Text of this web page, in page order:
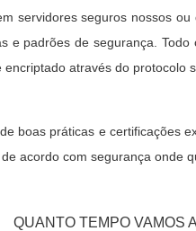
servidores seguros nossos
e padrões de segurança.
encriptado através do protocolo
boas práticas e certificações
acordo com segurança onde
QUANTO TEMPO VAMOS